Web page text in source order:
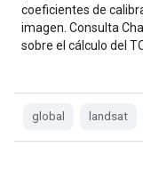
coeficientes de
imagen. Consulta
sobre el cálculo del
global landsat